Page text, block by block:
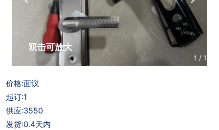
1 / 1
双击可放大
价格:面议
起订:1
供应:3550
发货:0.4天内